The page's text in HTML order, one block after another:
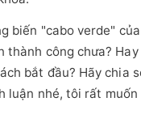
biến "cabo verde"
thành công chưa?
bắt đầu? Hãy chia
luận nhé, tôi rất